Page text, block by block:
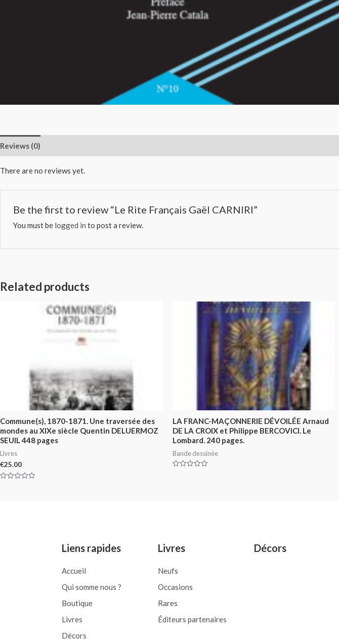
Reviews (0)
There are no reviews yet.
Be the first to review “Le Rite Français Gaël CARNIRI”
You must be logged in to post a review.
Related products
Commune(s), 1870-1871. Une traversée des
mondes au XIXe siècle Quentin DELUERMOZ
SEUIL 448 pages
Livres
€25.00
LA FRANC-MAÇONNERIE DÉVOILÉE Arnaud
DE LA CROIX et Philippe BERCOVICI. Le
Lombard. 240 pages.
Bande dessinée
Liens rapides
Accueil
Qui somme nous ?
Boutique
Livres
Décors
Livres
Neufs
Occasions
Rares
Éditeurs partenaires
Décors